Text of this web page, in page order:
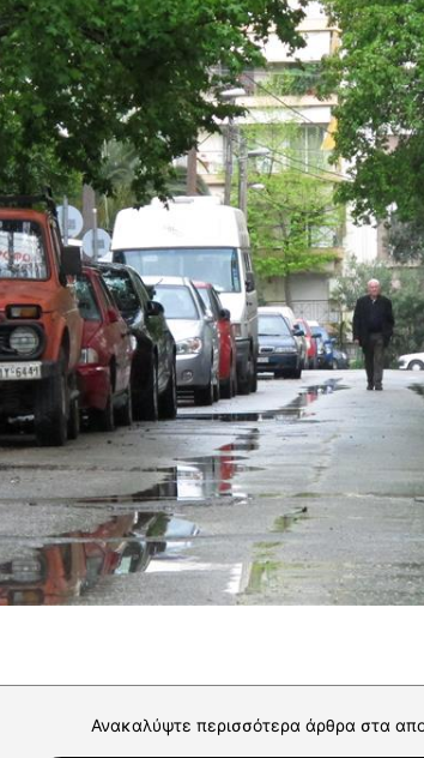
Ανακαλύψτε περισσότερα άρθρα στα